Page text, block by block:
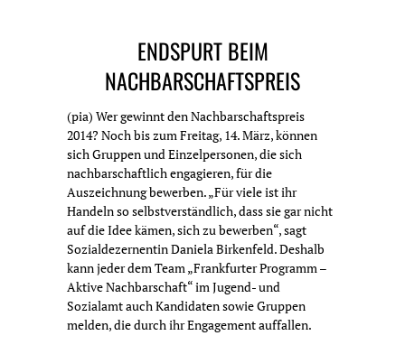
ENDSPURT BEIM
NACHBARSCHAFTSPREIS
(pia) Wer gewinnt den Nachbarschaftspreis
2014? Noch bis zum Freitag, 14. März, können
sich Gruppen und Einzelpersonen, die sich
nachbarschaftlich engagieren, für die
Auszeichnung bewerben. „Für viele ist ihr
Handeln so selbstverständlich, dass sie gar nicht
auf die Idee kämen, sich zu bewerben“, sagt
Sozialdezernentin Daniela Birkenfeld. Deshalb
kann jeder dem Team „Frankfurter Programm –
Aktive Nachbarschaft“ im Jugend- und
Sozialamt auch Kandidaten sowie Gruppen
melden, die durch ihr Engagement auffallen.